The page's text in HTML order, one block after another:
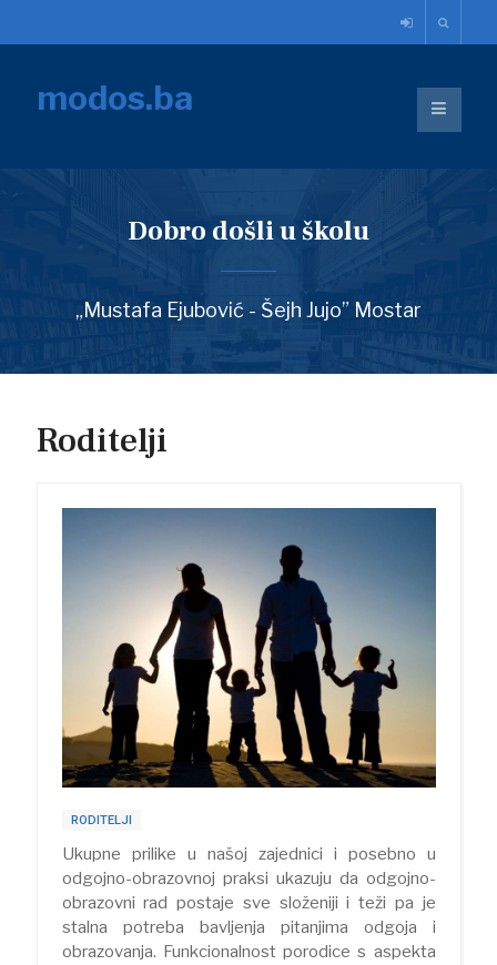
modos.ba
Dobro došli u školu
„Mustafa Ejubović - Šejh Jujo” Mostar
Roditelji
RODITELJI
Ukupne prilike u našoj zajednici i posebno u
odgojno-obrazovnoj praksi ukazuju da odgojno-
obrazovni rad postaje sve složeniji i teži pa je
stalna potreba bavljenja pitanjima odgoja i
obrazovanja. Funkcionalnost porodice s aspekta